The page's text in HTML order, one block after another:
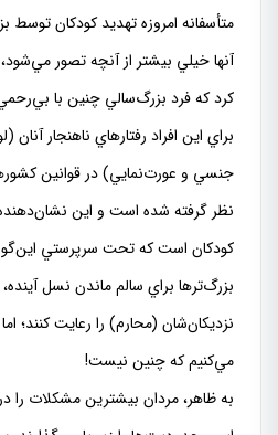
متأسفانه امروزه تهديد كودكان توسط
آنها خيلي بيشتر از آنچه تصور
كرد كه فرد بزرگ‌سالي چنين با
براي اين افراد رفتارهاي ناهنجار
جنسي و عورت‌نمايي) در قوانين
نظر گرفته شده است و اين
كودكان است كه تحت سرپرستي اين‌گونه
بزرگ‌ترها براي سالم ماندن نسل
نزديكان‌شان (محارم) را رعايت كنند؛
مي‌كنيم كه چنين نيست!
به ظاهر، مردان بيشترين مشكلات را